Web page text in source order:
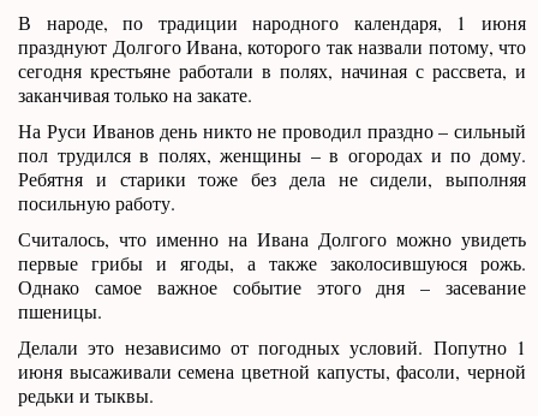
В народе, по традиции народного календаря, 1 июня
празднуют Долгого Ивана, которого так назвали потому, что
сегодня крестьяне работали в полях, начиная с рассвета, и
заканчивая только на закате.
На Руси Иванов день никто не проводил праздно – сильный
пол трудился в полях, женщины – в огородах и по дому.
Ребятня и старики тоже без дела не сидели, выполняя
посильную работу.
Считалось, что именно на Ивана Долгого можно увидеть
первые грибы и ягоды, а также заколосившуюся рожь.
Однако самое важное событие этого дня – засевание
пшеницы.
Делали это независимо от погодных условий. Попутно 1
июня высаживали семена цветной капусты, фасоли, черной
редьки и тыквы.